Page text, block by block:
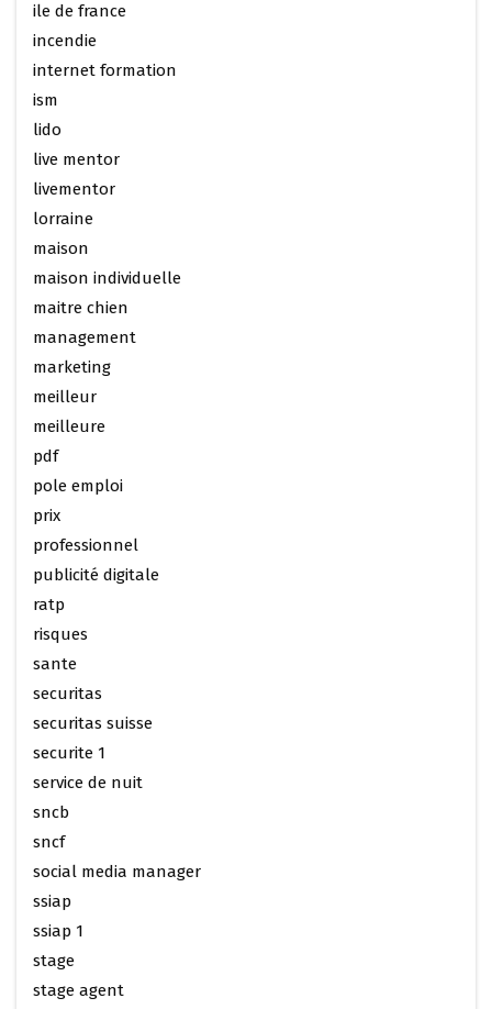
ile de france
incendie
internet formation
ism
lido
live mentor
livementor
lorraine
maison
maison individuelle
maitre chien
management
marketing
meilleur
meilleure
pdf
pole emploi
prix
professionnel
publicité digitale
ratp
risques
sante
securitas
securitas suisse
securite 1
service de nuit
sncb
sncf
social media manager
ssiap
ssiap 1
stage
stage agent